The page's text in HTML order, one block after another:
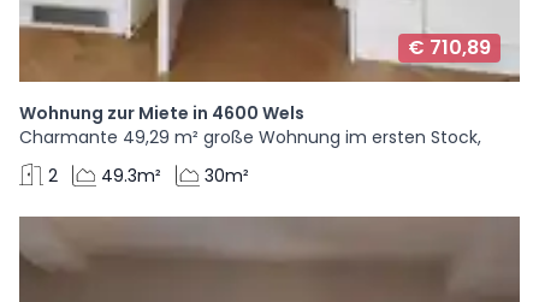
€ 710,89
Wohnung zur Miete in 4600 Wels
Charmante 49,29 m² große Wohnung im ersten Stock,
2
49.3m² 30m²